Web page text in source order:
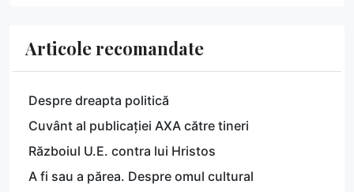
Articole recomandate
Despre dreapta politică
Cuvânt al publicației AXA către tineri
Războiul U.E. contra lui Hristos
A fi sau a părea. Despre omul cultural